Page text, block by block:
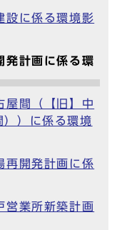
に係る環境影
計画に係る環
間（【旧】中
））に係る環境
開発計画に係
業所新築計画